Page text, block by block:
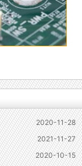
2020-11-28
2021-11-27
2020-10-15